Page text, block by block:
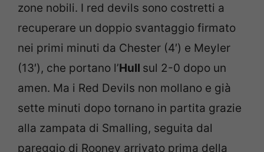
zone nobili. I red devils sono costretti a
recuperare un doppio svantaggio firmato
nei primi minuti da Chester (4′) e Meyler
(13′), che portano l’Hull sul 2-0 dopo un
amen. Ma i Red Devils non mollano e già
sette minuti dopo tornano in partita grazie
alla zampata di Smalling, seguita dal
pareggio di Rooney arrivato prima della